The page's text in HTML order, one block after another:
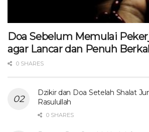
Doa Sebelum Memulai
agar Lancar dan Penuh
0 SHARES
Dzikir dan Doa Setelah Shalat
Rasulullah
0 SHARES